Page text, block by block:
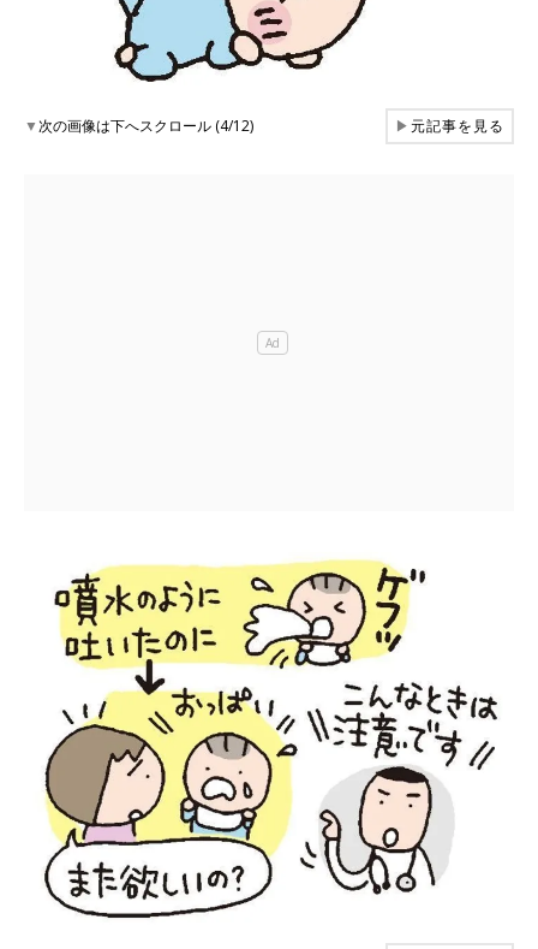
▼次の画像は下へスクロール (4/12) ▶元記事を見る